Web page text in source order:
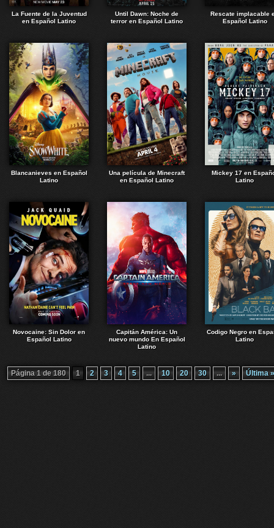
La Fuente de la Juventud
en Español Latino
Until Dawn: Noche de
terror en Español Latino
Rescate implacable
Español Latino
Blancanieves en Español
Latino
Una película de Minecraft
en Español Latino
Mickey 17 en
Latino
Novocaine: Sin Dolor en
Español Latino
Capitán América: Un
nuevo mundo En Español
Latino
Codigo Negro en
Latino
Página 1 de 180 1 2 3 4 5 ... 10 20 30 ... » Última »